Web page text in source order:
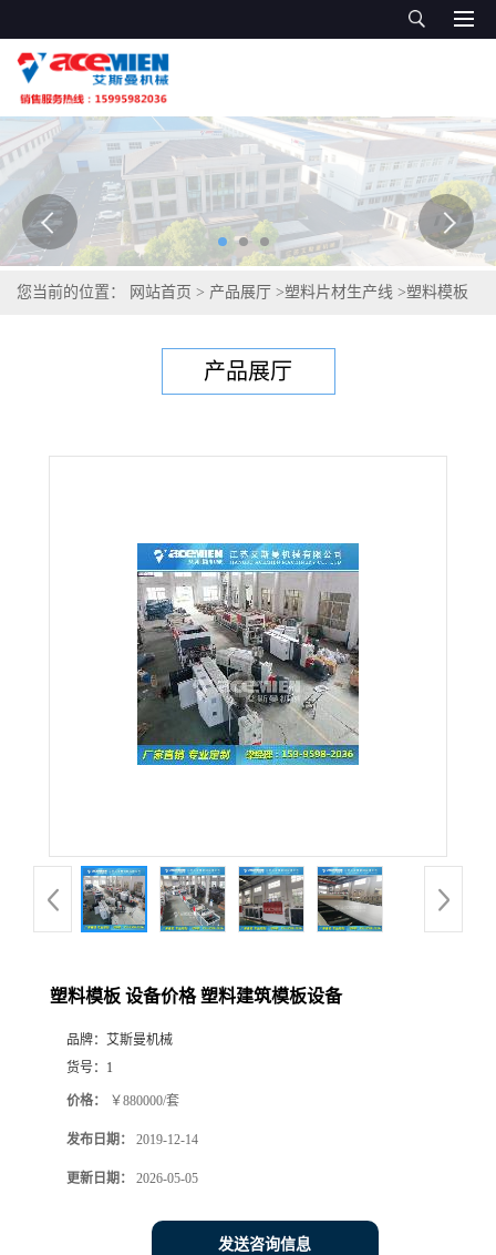
您当前的位置： 网站首页 > 产品展厅 >塑料片材生产线 >塑料模板
产品展厅
塑料模板 设备价格 塑料建筑模板设备
品牌： 艾斯曼机械
货号： 1
价格： ￥880000/套
发布日期： 2019-12-14
更新日期： 2026-05-05
发送咨询信息